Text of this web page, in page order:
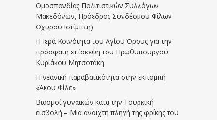
Ομοσπονδίας Πολιτιστικών Συλλόγων
Μακεδόνων, Πρόεδρος Συνδέσμου Φίλων
Οχυρού Ιστίμπεη)
Η Ιερά Κοινότητα του Αγίου Όρους για την
πρόσφατη επίσκεψη του Πρωθυπουργού
Κυριάκου Μητσοτάκη
Η νεανική παραβατικότητα στην εκπομπή
«Άκου Φίλε»
Βιασμοί γυναικών κατά την Τουρκική
εισβολή – Μια ανοιχτή πληγή της φρίκης του